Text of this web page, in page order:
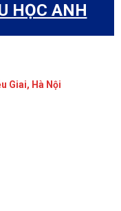
HỌC ANH
Giai, Hà Nội